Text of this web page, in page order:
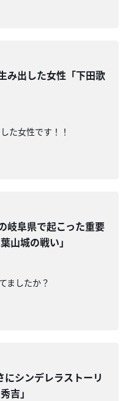
み出した女性「下田歌
た女性です！！
岐阜県で起こった重要
山城の戦い」
ましたか？
シンデレラストーリ
吉」